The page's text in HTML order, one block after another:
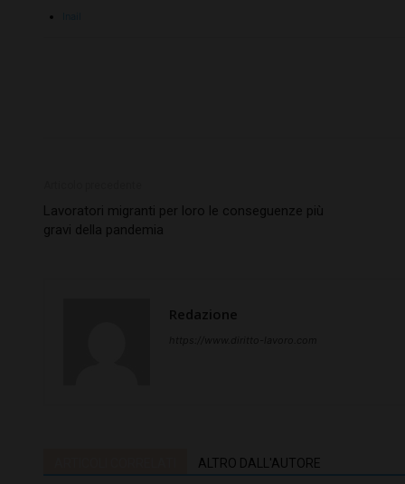
Lavoratori migranti per loro le conseguenze più
gravi della pandemia
Redazione
ALTRO DALL'AUTORE